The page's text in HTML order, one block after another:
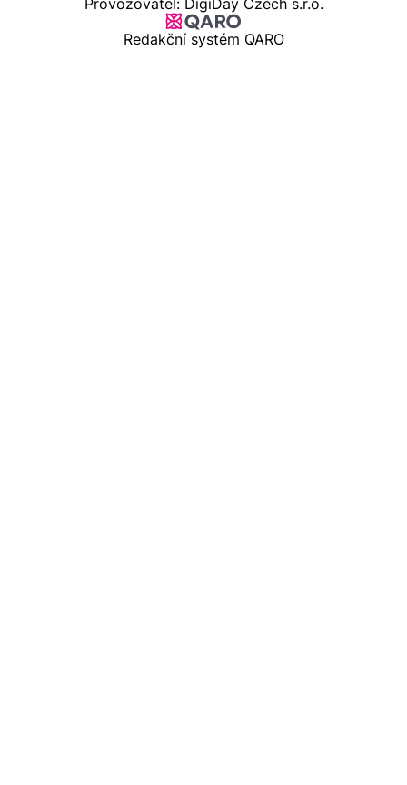
Provozovatel: DigiDay Czech s.r.o.
Redakční systém QARO